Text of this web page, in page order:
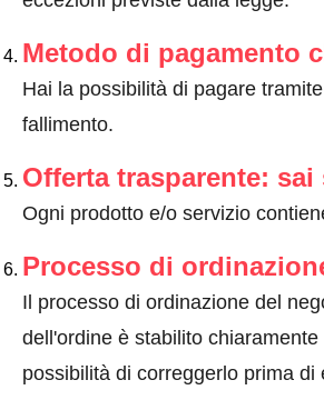
Metodo di pagamento
Hai la possibilità di pagare
fallimento.
Offerta trasparente:
Ogni prodotto e/o servizio
Processo di
Il processo di ordinazione del
dell'ordine è stabilito
possibilità di correggerlo prima di